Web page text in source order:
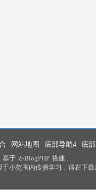
网站地图 底部导航4
底
基于 Z-BlogPHP 搭建 .
小范围内传播学习，请在下